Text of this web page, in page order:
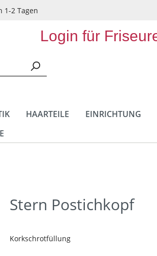
1-2 Tagen
Login für
HAARTEILE EINRICHTUNG
Stern Postichkopf
Korkschrotfüllung